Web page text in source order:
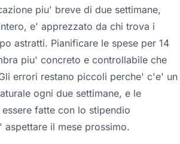
piu' breve di due settimane,
e' apprezzato da chi trova i
astratti. Pianificare le spese per 14
piu' concreto e controllabile che
errori restano piccoli perche' c'e' un
ogni due settimane, e le
fatte con lo stipendio
aspettare il mese prossimo.